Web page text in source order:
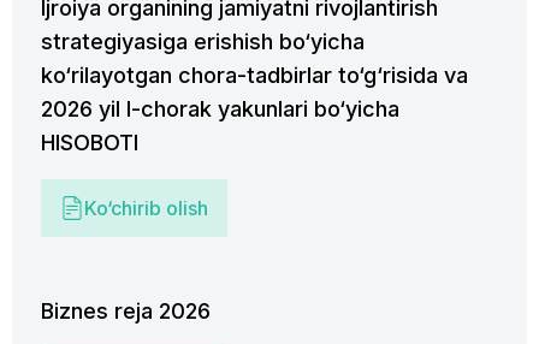
Ijroiya organining jamiyatni rivojlantirish
strategiyasiga erishish bo‘yicha
ko‘rilayotgan chora-tadbirlar to‘g‘risida va
2026 yil I-chorak yakunlari bo‘yicha
HISOBOTI
Ko‘chirib olish
Biznes reja 2026